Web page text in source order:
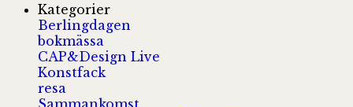
Kategorier
Berlingdagen
bokmässa
CAP&Design Live
Konstfack
resa
Sammankomst